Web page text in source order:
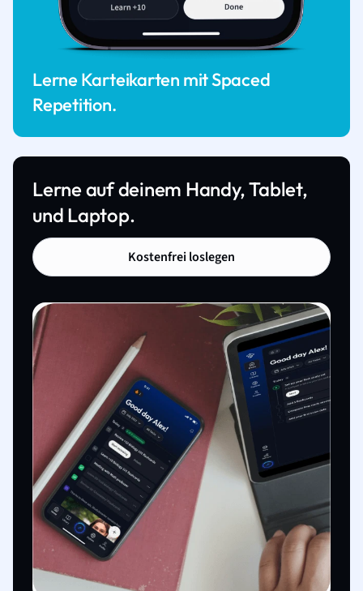
Lerne Karteikarten mit Spaced
Repetition.
Lerne auf deinem Handy, Tablet,
und Laptop.
Kostenfrei loslegen